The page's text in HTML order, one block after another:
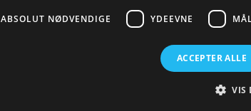
ABSOLUT NØDVENDIGE YDEEVNE
ACCEPTER ALLE
VIS